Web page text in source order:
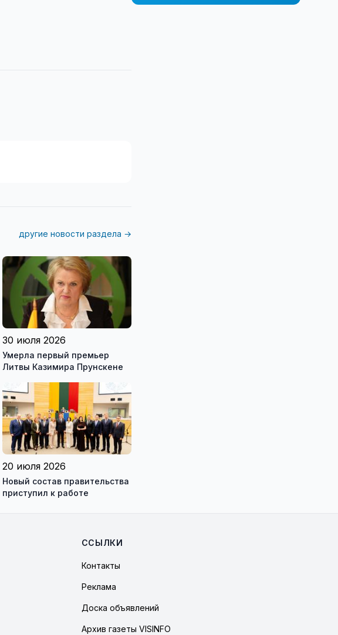
другие новости раздела →
30 июля 2026
Умерла первый премьер
Литвы Казимира Прунскене
20 июля 2026
Новый состав правительства
приступил к работе
ССЫЛКИ
Контакты
Реклама
Доска объявлений
Архив газеты VISINFO